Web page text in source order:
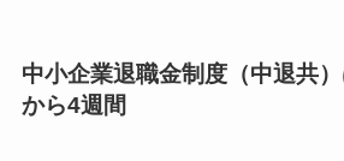
中小企業退職金制度（中退共
から4週間